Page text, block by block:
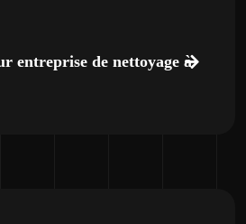
entreprise de nettoyage à